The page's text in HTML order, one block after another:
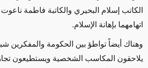
الكاتب إسلام البحيري والكاتبة فاطمة
اتهامهما بإهانة الإسلام.
وهناك أيضاً تواطؤ بين الحكومة والمفكرين
يلاحقون المكاسب الشخصية ويستطيعون